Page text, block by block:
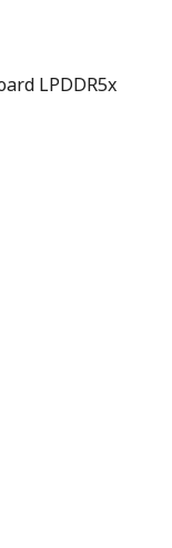
LPDDR5x